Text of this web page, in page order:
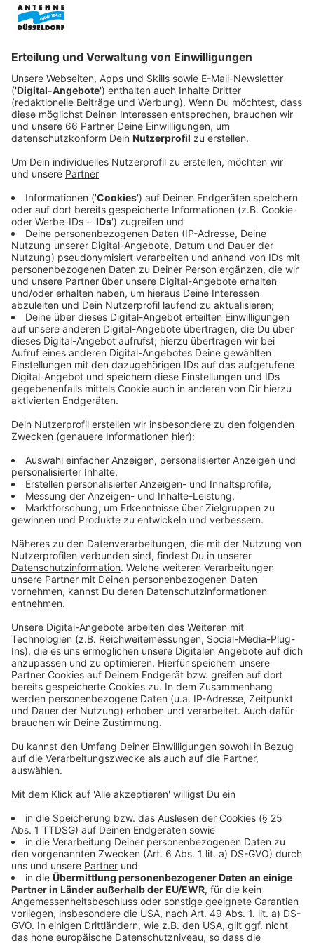
Anzeige
In Nordfrankreich ist die Situation noch kritischer.
Deutsche und britische Einheiten liegen in ihren
Schützengräben und lauern auf die Fehler des
Gegners. In dieser Situation werden die britischen
Soldaten Schofield (George MacKay) und Blake (Dean-
Charles Chapman) von ihrem Vorgesetzten General
Erinmore (Colin Firth) mit einem dringenden und
gefährlichen Auftrag losgeschickt: Sie sollen zwischen
den deutschen und britischen Schützengräben eine
Nachricht an ein anderes britisches Bataillon
überbringen. Erreicht die Nachricht die Truppen nicht,
laufen sie in einen deutschen Hinterhalt. Die Leben von
1.500 britischen Soldaten stehen auf dem Spiel –
darunter auch das von Blakes älterem Bruder Leslie
(Andrew Scott). Es beginnt ein Wettlauf mit der Zeit
und der eigenen Angst.
Anzeige
Wir benötigen Ihre
Zustimmung, um den YouTube
Video-Service zu laden!
Wir verwenden einen Service eines
Drittanbieters, um Videoinhalte
einzubetten. Dieser Service kann
sammeln. Bitte lesen Sie die
Details durch und stimmen Sie der
Nutzung des Service zu, um dieses
Mehr Informationen
Akzeptieren
powered byUsercentrics Consent
Management Platform
Wenn die Soldaten Schofield und Blake diese
Nachricht überbringen, retten sie über 1.500
Menschenleben. Doch zur Überbringung der Nachricht
müssen sie ihr eigenes Leben aufs Spiel setzen.
Anzeige
©Copyright Universal Pictures
Kann Blake seinen Bruder und seine Kameraden
retten?
Anzeige
©Copyright Universal Pictures
Schofield rennt um sein Leben.